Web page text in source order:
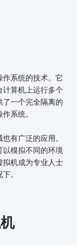
作系统的技术。它
算机上运行多个
一个完全隔离的
系统。
有广泛的应用。
以模拟不同的环境
拟机成为专业人士
。